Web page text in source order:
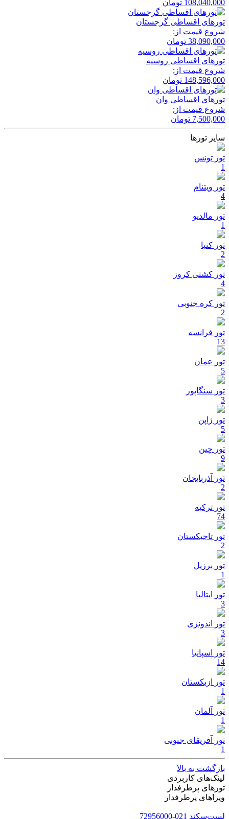
108,040,000 تومان
تور‌های اقساطی گرجستان
شروع قیمت از:
38,090,000 تومان
تور‌های اقساطی روسیه
شروع قیمت از:
148,596,000 تومان
تور‌های اقساطی وان
شروع قیمت از:
7,500,000 تومان
سایر تورها
تور تونس
1
تور ویتنام
4
تور مالدیو
1
تور کنیا
2
تور کشتی کروز
4
تور کره جنوبی
2
تور فرانسه
13
تور عمان
5
تور سنگاپور
3
تور ژاپن
5
تور چین
9
تور آذربایجان
2
تور ترکیه
74
تور تاجیکستان
2
تور برزیل
1
تور ایتالیا
3
تور اندونزی
3
تور اسپانیا
14
تور ازبکستان
1
تور آلمان
1
تور آفریقای جنوبی
1
بازگشت به بالا
لینک‌های کاربردی
تورهای پرطرفدار
ویزاهای پرطرفدار
لست‌سکند 021-72956000